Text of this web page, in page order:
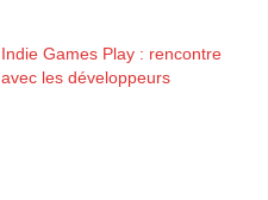
Indie Games Play : rencontre
avec les développeurs